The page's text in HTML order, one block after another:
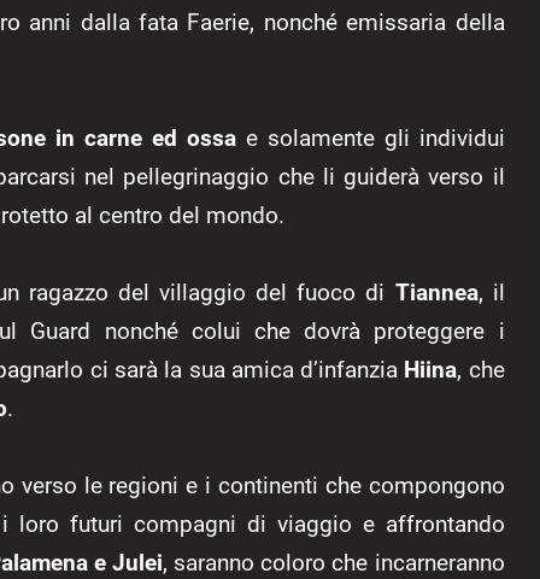
anni dalla fata Faerie, nonché emissaria della
in carne ed ossae solamente gli individui
nel pellegrinaggio che li guiderà verso il
al centro del mondo.
ragazzo del villaggio del fuoco di Tiannea, il
Guard nonché colui che dovrà proteggere i
ci sarà la sua amica d’infanzia Hiina, che
.
verso le regioni e i continenti che compongono
futuri compagni di viaggio e affrontando
e Julei, saranno coloro che incarneranno